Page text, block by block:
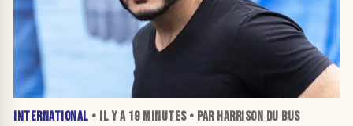
INTERNATIONAL • IL Y A 19 MINUTES• PAR HARRISON DU BUS